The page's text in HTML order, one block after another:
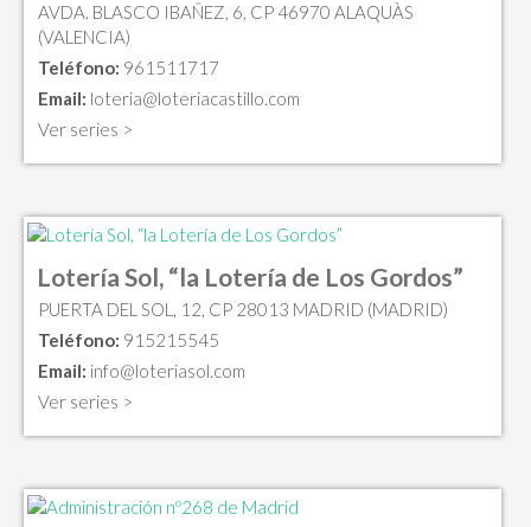
AVDA. BLASCO IBAÑEZ, 6, CP 46970 ALAQUÀS
(VALENCIA)
Teléfono: 961511717
Email: loteria@loteriacastillo.com
Ver series >
Lotería Sol, “la Lotería de Los Gordos”
PUERTA DEL SOL, 12, CP 28013 MADRID (MADRID)
Teléfono: 915215545
Email: info@loteriasol.com
Ver series >